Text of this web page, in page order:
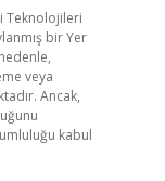
Teknolojileri
bir Yer
veya
Ancak,
kabul